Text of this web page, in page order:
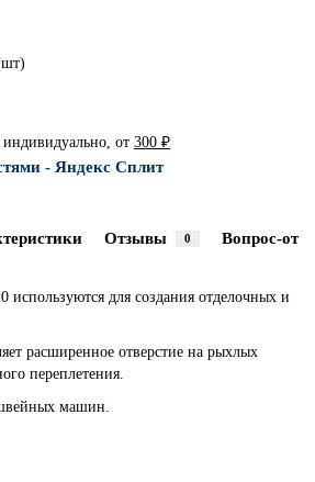
индивидуально, от 300 ₽
- Яндекс Сплит
Отзывы 0 Вопрос-
для создания отделочных и
расширенное отверстие на рыхлых
переплетения.
машин.